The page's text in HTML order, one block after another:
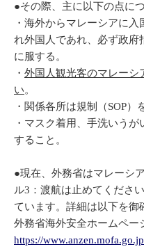
●その際、主に以下の点に
・海外からマレーシアに
れ外国人であれ、必ず政府
に服する。
・ 外国人観光客のマレーシ
い。
・関係各所は規制（SOP）
・マスク着用、手洗いう
すること。
●現在、外務省はマレーシ
ル3：渡航は止めてくださ
ています。詳細は以下を御
外務省海外安全ホームペー
https://